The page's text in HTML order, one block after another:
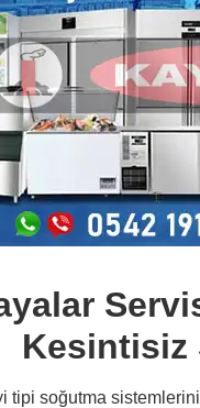
Kesintisiz
tipi soğutma